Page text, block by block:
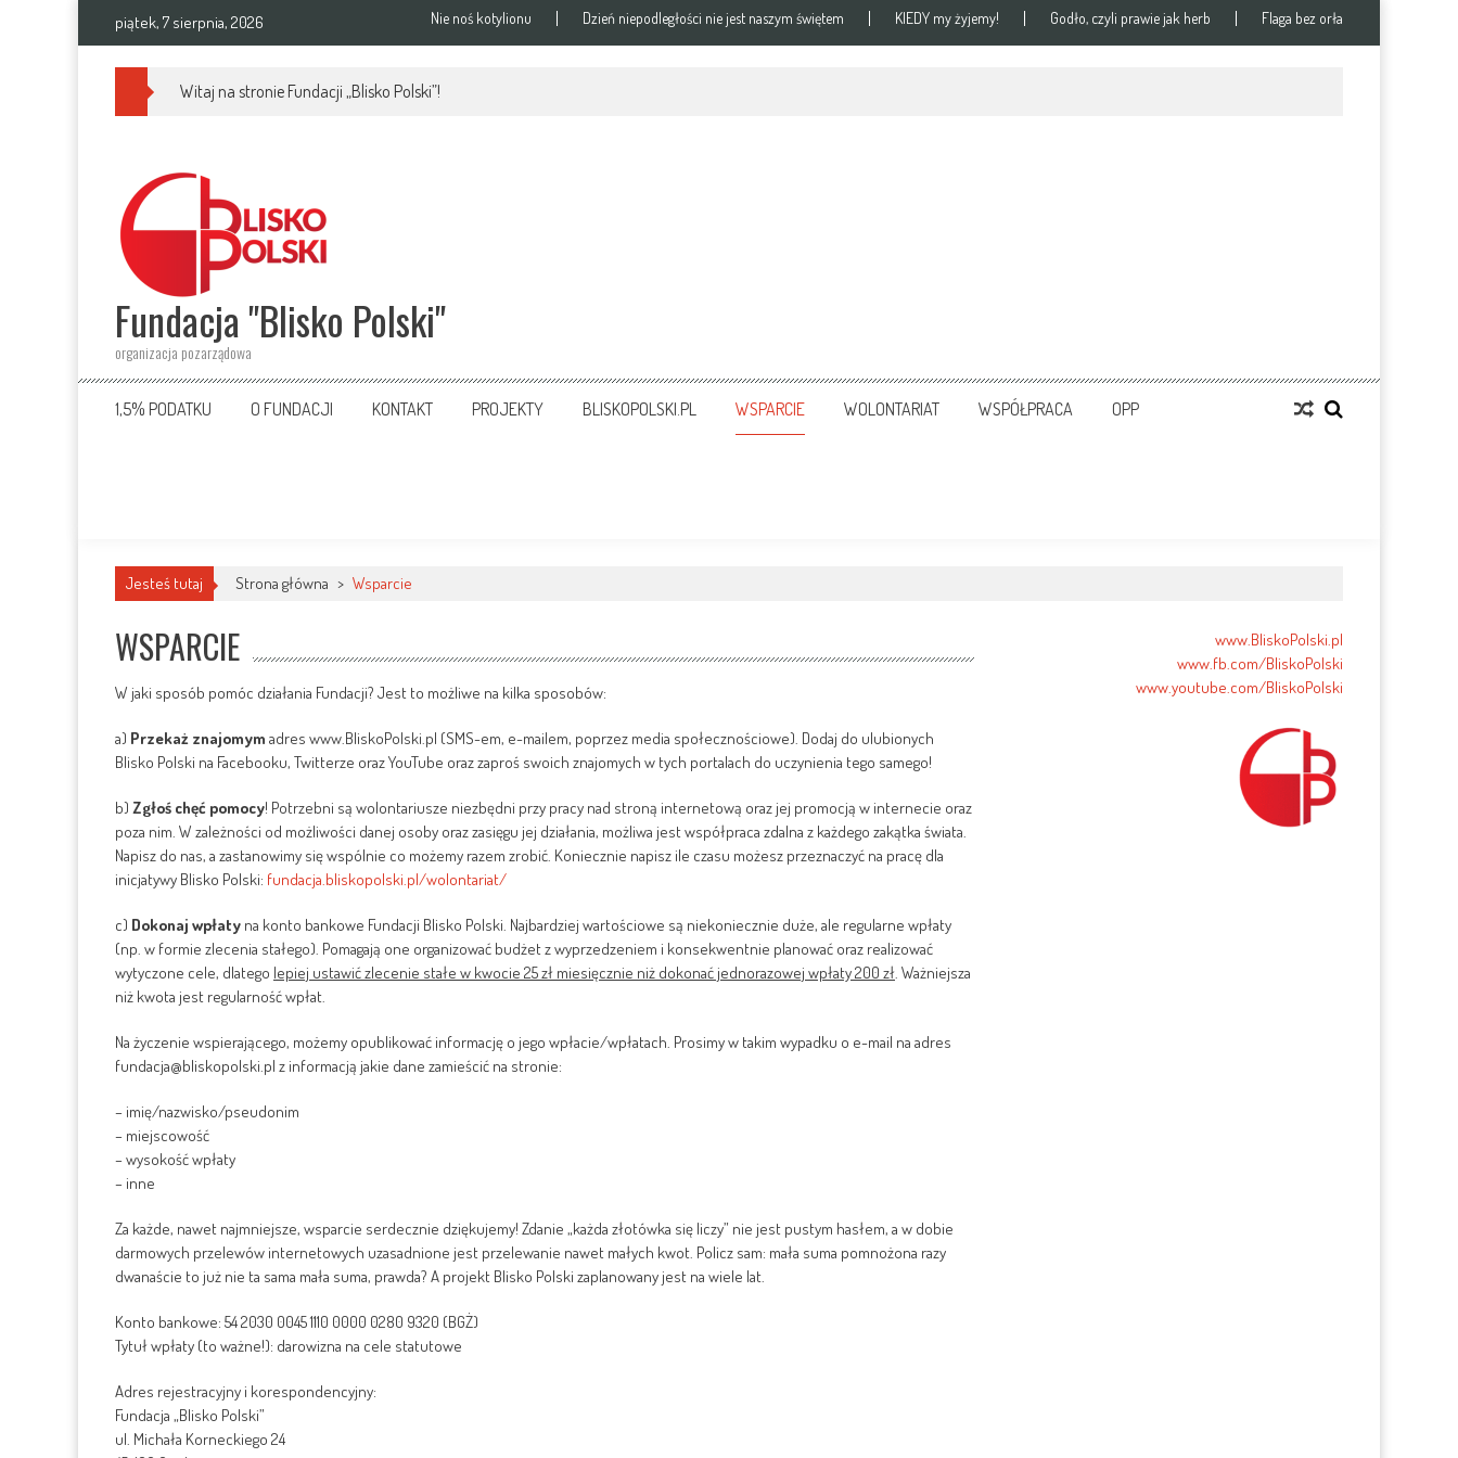
piątek, 7 sierpnia, 2026 Nie noś kotylionu Dzień niepodległości nie jest naszym świętem KIEDY my żyjemy! Godło, czyli prawie jak herb Flaga bez orła
Witaj na stronie Fundacji „Blisko Polski”!
Fundacja "Blisko Polski"
organizacja pozarządowa
1,5% PODATKU O FUNDACJI KONTAKT PROJEKTY BLISKOPOLSKI.PL WSPARCIE WOLONTARIAT WSPÓŁPRACA OPP
Jesteś tutaj Strona główna > Wsparcie
WSPARCIE
W jaki sposób pomóc działania Fundacji? Jest to możliwe na kilka sposobów:
a) Przekaż znajomym adres www.BliskoPolski.pl (SMS-em, e-mailem, poprzez media społecznościowe). Dodaj do ulubionych
Blisko Polski na Facebooku, Twitterze oraz YouTube oraz zaproś swoich znajomych w tych portalach do uczynienia tego samego!
b) Zgłoś chęć pomocy! Potrzebni są wolontariusze niezbędni przy pracy nad stroną internetową oraz jej promocją w internecie oraz
poza nim. W zależności od możliwości danej osoby oraz zasięgu jej działania, możliwa jest współpraca zdalna z każdego zakątka świata.
Napisz do nas, a zastanowimy się wspólnie co możemy razem zrobić. Koniecznie napisz ile czasu możesz przeznaczyć na pracę dla
inicjatywy Blisko Polski: fundacja.bliskopolski.pl/wolontariat/
c) Dokonaj wpłaty na konto bankowe Fundacji Blisko Polski. Najbardziej wartościowe są niekoniecznie duże, ale regularne wpłaty
(np. w formie zlecenia stałego). Pomagają one organizować budżet z wyprzedzeniem i konsekwentnie planować oraz realizować
wytyczone cele, dlatego lepiej ustawić zlecenie stałe w kwocie 25 zł miesięcznie niż dokonać jednorazowej wpłaty 200 zł. Ważniejsza
niż kwota jest regularność wpłat.
Na życzenie wspierającego, możemy opublikować informację o jego wpłacie/wpłatach. Prosimy w takim wypadku o e-mail na adres
fundacja@bliskopolski.pl z informacją jakie dane zamieścić na stronie:
– imię/nazwisko/pseudonim
– miejscowość
– wysokość wpłaty
– inne
Za każde, nawet najmniejsze, wsparcie serdecznie dziękujemy! Zdanie „każda złotówka się liczy” nie jest pustym hasłem, a w dobie
darmowych przelewów internetowych uzasadnione jest przelewanie nawet małych kwot. Policz sam: mała suma pomnożona razy
dwanaście to już nie ta sama mała suma, prawda? A projekt Blisko Polski zaplanowany jest na wiele lat.
Konto bankowe: 54 2030 0045 1110 0000 0280 9320 (BGŻ)
Tytuł wpłaty (to ważne!): darowizna na cele statutowe
Adres rejestracyjny i korespondencyjny:
Fundacja „Blisko Polski”
ul. Michała Korneckiego 24
www.BliskoPolski.pl
www.fb.com/BliskoPolski
www.youtube.com/BliskoPolski